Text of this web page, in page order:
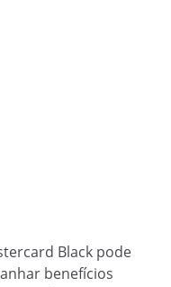
Black pode
benefícios